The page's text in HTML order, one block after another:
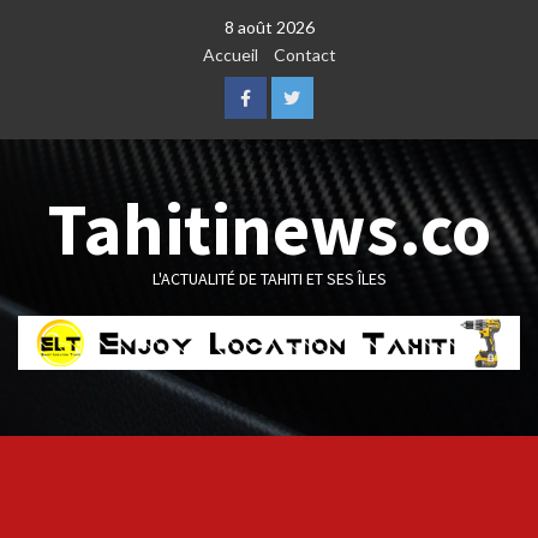
8 août 2026
Accueil
Contact
FacebookTwitter
Tahitinews.co
L'ACTUALITÉ DE TAHITI ET SES ÎLES